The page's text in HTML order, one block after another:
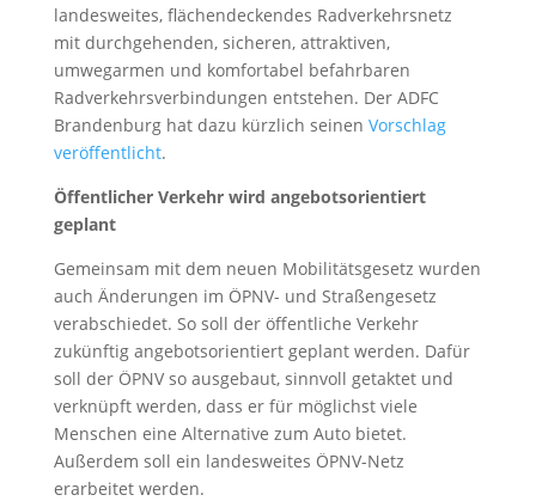
landesweites, flächendeckendes Radverkehrsnetz
mit durchgehenden, sicheren, attraktiven,
umwegarmen und komfortabel befahrbaren
Radverkehrsverbindungen entstehen. Der ADFC
Brandenburg hat dazu kürzlich seinen Vorschlag
veröffentlicht.
Öffentlicher Verkehr wird angebotsorientiert
geplant
Gemeinsam mit dem neuen Mobilitätsgesetz wurden
auch Änderungen im ÖPNV- und Straßengesetz
verabschiedet. So soll der öffentliche Verkehr
zukünftig angebotsorientiert geplant werden. Dafür
soll der ÖPNV so ausgebaut, sinnvoll getaktet und
verknüpft werden, dass er für möglichst viele
Menschen eine Alternative zum Auto bietet.
Außerdem soll ein landesweites ÖPNV-Netz
erarbeitet werden.